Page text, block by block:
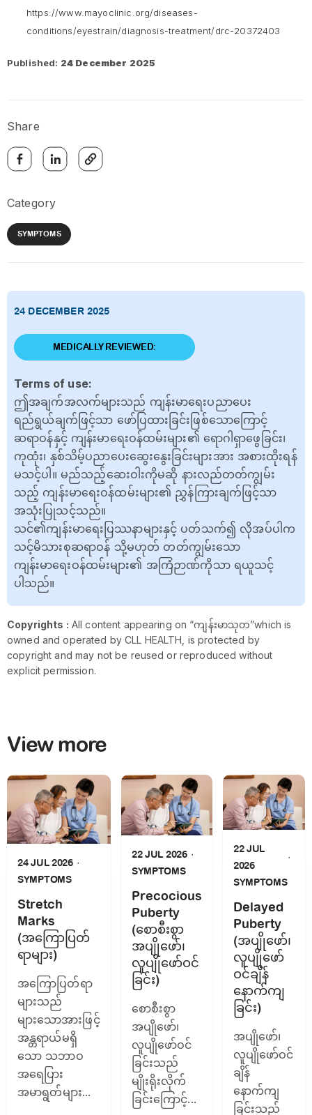
https://www.mayoclinic.org/diseases-
conditions/eyestrain/diagnosis-treatment/drc-20372403
Published: 24 December 2025
Share
Category
SYMPTOMS
24 DECEMBER 2025
MEDICALLY REVIEWED:
Terms of use:
ဤအချက်အလက်များသည် ကျန်းမာရေးပညာပေး
ရည်ရွယ်ချက်ဖြင့်သာ ဖော်ပြထားခြင်းဖြစ်သောကြောင့်
ဆရာဝန်နှင့် ကျန်းမာရေးဝန်ထမ်းများ၏ ရောဂါရှာဖွေခြင်း၊
ကုထုံး၊ နှစ်သိမ့်ပညာပေးဆွေးနွေးခြင်းများအား အစားထိုးရန်
မသင့်ပါ။ မည်သည့်ဆေးဝါးကိုမဆို နားလည်တတ်ကျွမ်း
သည့် ကျန်းမာရေးဝန်ထမ်းများ၏ ညွှန်ကြားချက်ဖြင့်သာ
အသုံးပြုသင့်သည်။
သင်၏ကျန်းမာရေးပြဿနာများနှင့် ပတ်သက်၍ လိုအပ်ပါက
သင့်မိသားစုဆရာဝန် သို့မဟုတ် တတ်ကျွမ်းသော
ကျန်းမာရေးဝန်ထမ်းများ၏ အကြံဉာဏ်ကိုသာ ရယူသင့်
ပါသည်။
Copyrights : All content appearing on “ကျန်းမာသုတ”which is
owned and operated by CLL HEALTH, is protected by
copyright and may not be reused or reproduced without
explicit permission.
View more
24 JUL 2026
SYMPTOMS
Stretch
Marks
(အကြောပြတ်
ရာများ)
အကြောပြတ်ရာ
များသည်
များသောအားဖြင့်
အန္တရာယ်မရှိ
သော သဘာဝ
အရေပြား
အမာရွတ်များ...
22 JUL 2026
SYMPTOMS
Precocious
Puberty
(စောစီးစွာ
အပျိုဖော်၊
လူပျိုဖော်ဝင်
ခြင်း)
စောစီးစွာ
အပျိုဖော်၊
လူပျိုဖော်ဝင်
ခြင်းသည်
မျိုးရိုးလိုက်
ခြင်းကြောင့်...
22 JUL
2026
SYMPTOMS
Delayed
Puberty
(အပျိုဖော်၊
လူပျိုဖော်
ဝင်ချိန်
နောက်ကျ
ခြင်း)
အပျိုဖော်၊
လူပျိုဖော်ဝင်
ချိန်
နောက်ကျ
ခြင်းသည်